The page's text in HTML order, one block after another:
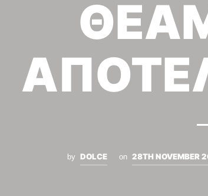
by DOLCE on 28TH NOVEMBER